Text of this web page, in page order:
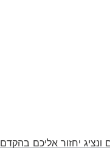
ונציג יחזור אליכם בהקדם